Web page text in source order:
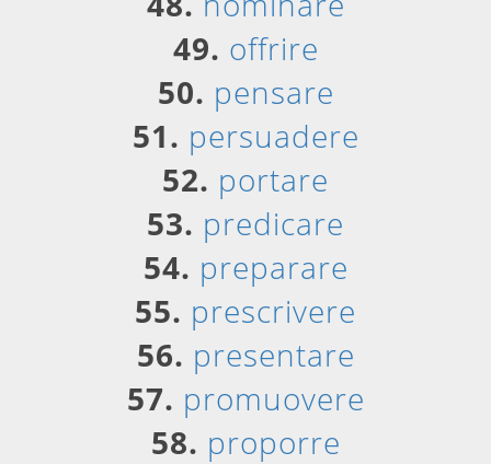
49. offrire
50. pensare
51. persuadere
52. portare
53. predicare
54. preparare
55. prescrivere
56. presentare
57. promuovere
58. proporre